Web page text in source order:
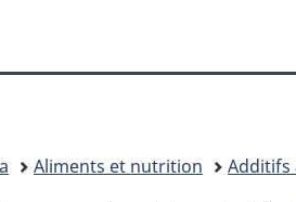
Aliments et nutrition
Additifs